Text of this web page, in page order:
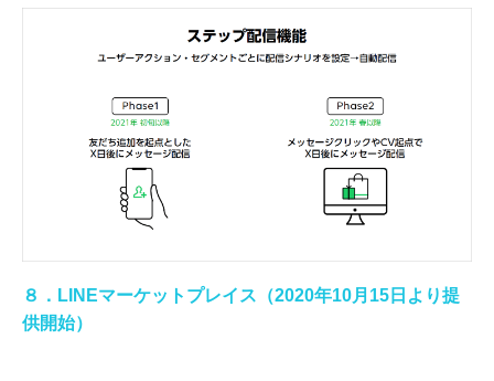
８．LINEマーケットプレイス（2020年10月15日より提
供開始）